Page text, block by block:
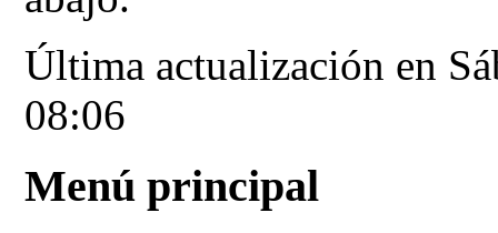
Última actualización en
08:06
Menú principal